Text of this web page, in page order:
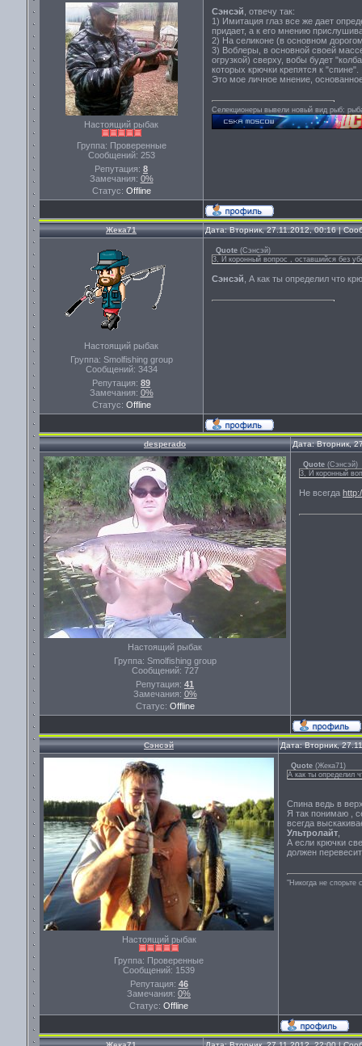
Настоящий рыбак
Группа: Проверенные
Сообщений: 253
Репутация: 8
Замечания: 0%
Статус: Offline
Сэнсэй , отвечу так:
1) Имитация глаз все же дает
придает, а к его мнению
2) На селиконе (в основном
3) Воблеры, в основной своей
огрузкой) сверху, вобы будет
которых крючки крепятся к "спине".
Это мое личное мнение,
Селекционеры вывели новый вид рыб:
Жека71 Дата: Вторник, 27.11.2012, 00:16 |
Настоящий рыбак
Группа: Smolfishing group
Сообщений: 3434
Репутация: 89
Замечания: 0%
Статус: Offline
Quote (Сэнсэй)
3, И коронный вопрос , оставшийся без
Сэнсэй , А как ты определил что
desperado Дата: Вторник,
Настоящий рыбак
Группа: Smolfishing group
Сообщений: 727
Репутация: 41
Замечания: 0%
Статус: Offline
Quote (Сэнсэй)
3, И коронный
Не всегда
Сэнсэй Дата: Вторник,
Настоящий рыбак
Группа: Проверенные
Сообщений: 1539
Репутация: 46
Замечания: 0%
Статус: Offline
Quote (Жека71)
А как ты определил
Спина ведь в
Я так понимаю ,
всегда
Ультролайт
А если крючки
должен
"Никогда не спорьте